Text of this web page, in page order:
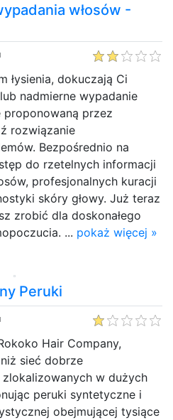
włosów -
łysienia, dokuczają Ci
nadmierne wypadanie
proponowaną przez
rozwiązanie
Bezpośrednio na
do rzetelnych informacji
profesjonalnych kuracji
skóry głowy. Już teraz
zrobić dla doskonałego
... pokaż więcej »
Peruki
Hair Company,
sieć dobrze
w dużych
peruki syntetyczne i
obejmującej tysiące